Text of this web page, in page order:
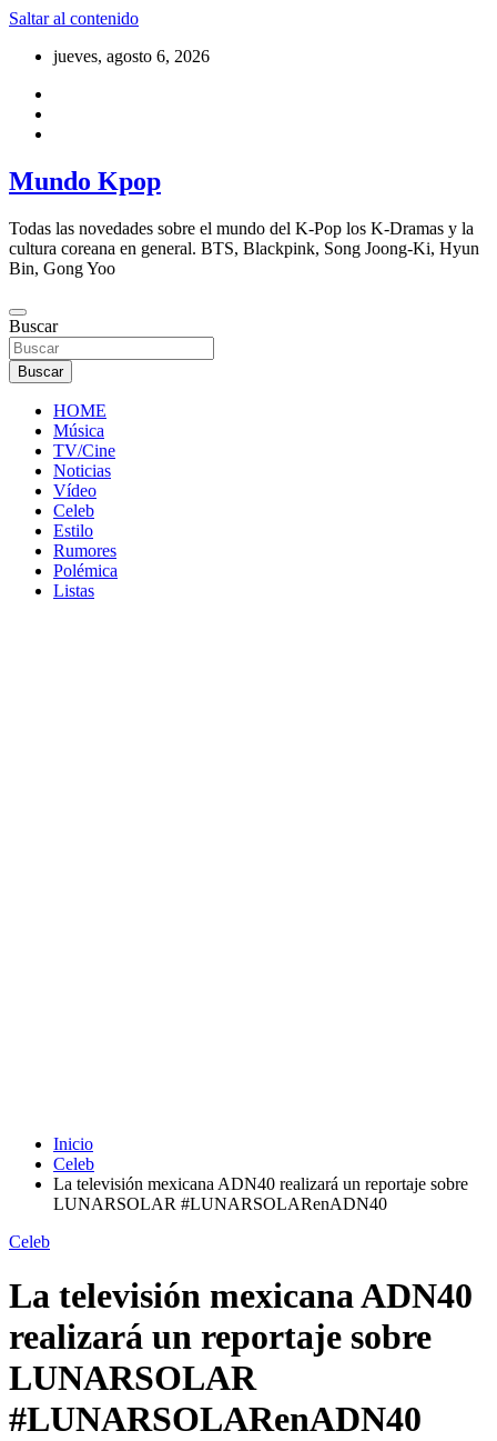
Saltar al contenido
jueves, agosto 6, 2026
Mundo Kpop
Todas las novedades sobre el mundo del K-Pop los K-Dramas y la
cultura coreana en general. BTS, Blackpink, Song Joong-Ki, Hyun
Bin, Gong Yoo
Buscar
Buscar
HOME
Música
TV/Cine
Noticias
Vídeo
Celeb
Estilo
Rumores
Polémica
Listas
Inicio
Celeb
La televisión ​​mexicana ADN40 realizará un reportaje sobre
LUNARSOLAR #LUNARSOLARenADN40
Celeb
La televisión ​​mexicana ADN40
realizará un reportaje sobre
LUNARSOLAR
#LUNARSOLARenADN40